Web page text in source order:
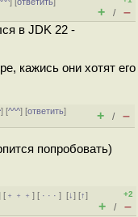
+ / –
в JDK 22 -
кажись они хотят его
] [^^^] [ответить]
+ / –
попробовать)
[ ﹢﹢﹢] [ · · ·][↓] [↑]
+2
+ / –